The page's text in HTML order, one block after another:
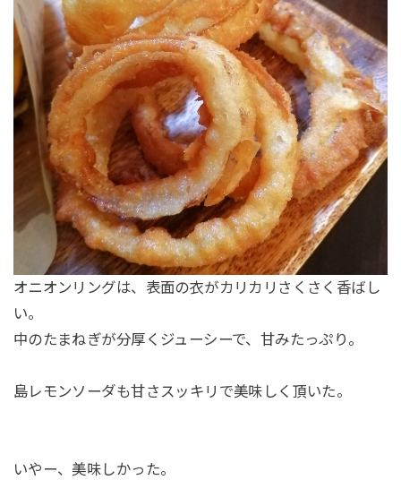
オニオンリングは、表面の衣がカリカリさくさく香ばし
い。
中のたまねぎが分厚くジューシーで、甘みたっぷり。
島レモンソーダも甘さスッキリで美味しく頂いた。
いやー、美味しかった。